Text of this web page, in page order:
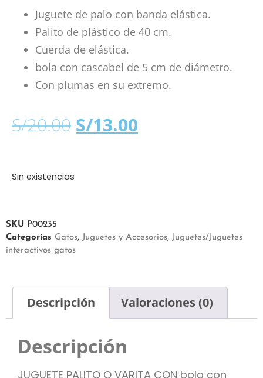
Juguete de palo con banda elástica.
Palito de plástico de 40 cm.
Cuerda de elástica.
bola con cascabel de 5 cm de diámetro.
Con plumas en su extremo.
S/20.00 S/13.00
Sin existencias
SKU P00235
Categorías Gatos, Juguetes y Accesorios, Juguetes/Juguetes
interactivos gatos
Descripción Valoraciones (0)
Descripción
JUGUETE PALITO O VARITA CON bola con